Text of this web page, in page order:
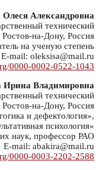
Олеся Александровна
технический
Ростов-на-Дону, Россия
на ученую степень
E-mail: oleksisa@mail.ru
0000-0002-0522-1043
Ирина Владимировна
технический
Ростов-на-Дону, Россия
и дефектология»,
психология»
наук, профессор РАО
E-mail: abakira@mail.ru
0000-0003-2202-2588